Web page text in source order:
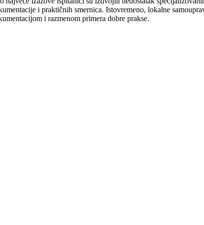
i praktičnih smernica. Istovremeno, lokalne
i razmenom primera dobre prakse.